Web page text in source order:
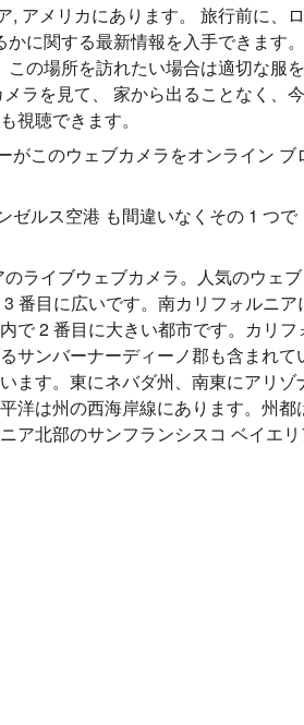
アメリカにあります。 旅行前に、ロ
に関する最新情報を入手できます。
の場所を訪れたい場合は適切な服を
ラを見て、 家から出ることなく、今
も視聴できます。
がこのウェブカメラをオンライン ブ
ゼルス空港 も間違いなくその 1 つで
ライブウェブカメラ。人気のウェブ
番目に広いです。南カリフォルニア
で 2 番目に大きい都市です。カリフ
サンバーナーディーノ郡も含まれて
ます。東にネバダ州、南東にアリゾ
洋は州の西海岸線にあります。州都
ア北部のサンフランシスコ ベイエ